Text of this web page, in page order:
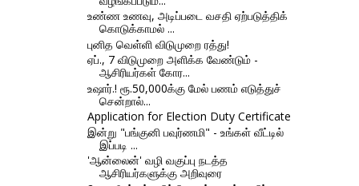
உண்ண உணவு, அடிப்படை வசதி ஏற்படுத்திக்
கொடுக்காமல் ...
புனித வெள்ளி விடுமுறை ரத்து!
ஏப்., 7 விடுமுறை அளிக்க வேண்டும் -
ஆசிரியர்கள் கோர...
உஷார்.! ரூ.50,000க்கு மேல் பணம் எடுத்துச்
சென்றால்...
Application for Election Duty Certificate
இன்று "பங்குனி பவுர்ணமி" - உங்கள் வீட்டில்
இப்படி ...
'ஆன்லைன்' வழி வகுப்பு நடத்த
ஆசிரியர்களுக்கு அறிவுரை